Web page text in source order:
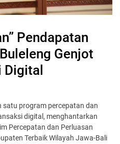
Pendapatan
Genjot
satu program percepatan dan
digital, menghantarkan
Percepatan dan Perluasan
Terbaik Wilayah Jawa-Bali